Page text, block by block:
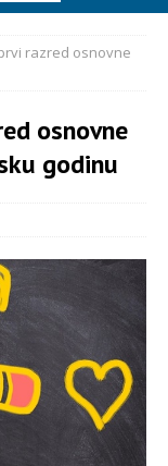
razred osnovne
osnovne
godinu